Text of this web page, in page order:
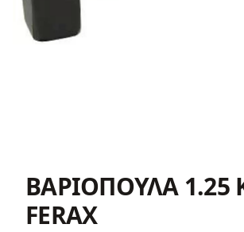
ΒΑΡΙΟΠΟΥΛΑ 1.25
FERAX